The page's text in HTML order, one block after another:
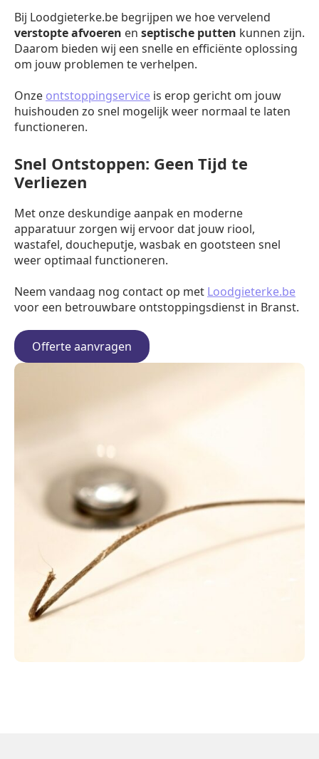
Bij Loodgieterke.be begrijpen we hoe vervelend
verstopte afvoeren en septische putten kunnen zijn.
Daarom bieden wij een snelle en efficiënte oplossing
om jouw problemen te verhelpen.
Onze ontstoppingservice is erop gericht om jouw
huishouden zo snel mogelijk weer normaal te laten
functioneren.
Snel Ontstoppen: Geen Tijd te
Verliezen
Met onze deskundige aanpak en moderne
apparatuur zorgen wij ervoor dat jouw riool,
wastafel, doucheputje, wasbak en gootsteen snel
weer optimaal functioneren.
Neem vandaag nog contact op met Loodgieterke.be
voor een betrouwbare ontstoppingsdienst in Branst.
Offerte aanvragen